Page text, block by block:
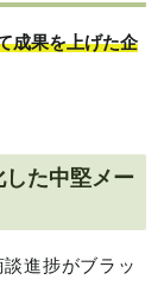
成果を上げた企
た中堅メー
進捗がブラッ